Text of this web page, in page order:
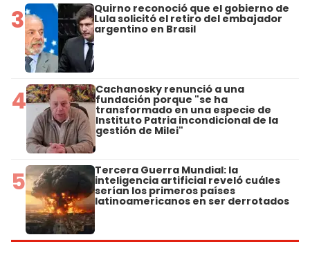
3 Quirno reconoció que el gobierno de
Lula solicitó el retiro del embajador
argentino en Brasil
4 Cachanosky renunció a una
fundación porque "se ha
transformado en una especie de
Instituto Patria incondicional de la
gestión de Milei"
5 Tercera Guerra Mundial: la
inteligencia artificial reveló cuáles
serían los primeros países
latinoamericanos en ser derrotados